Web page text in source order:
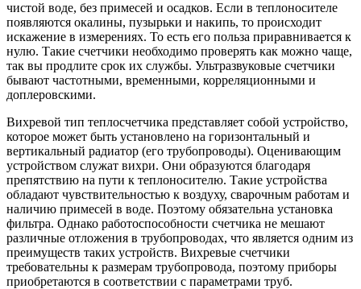
чистой воде, без примесей и осадков. Если в теплоносителе
появляются окалины, пузырьки и накипь, то происходит
искажение в измерениях. То есть его польза приравнивается к
нулю. Такие счетчики необходимо проверять как можно чаще,
так вы продлите срок их службы. Ультразвуковые счетчики
бывают частотными, временными, корреляционными и
доплеровскими.
Вихревой тип теплосчетчика представляет собой устройство,
которое может быть установлено на горизонтальный и
вертикальный радиатор (его трубопроводы). Оценивающим
устройством служат вихри. Они образуются благодаря
препятствию на пути к теплоносителю. Такие устройства
обладают чувствительностью к воздуху, сварочным работам и
наличию примесей в воде. Поэтому обязательна установка
фильтра. Однако работоспособности счетчика не мешают
различные отложения в трубопроводах, что является одним из
преимуществ таких устройств. Вихревые счетчики
требовательны к размерам трубопровода, поэтому приборы
приобретаются в соответствии с параметрами труб.